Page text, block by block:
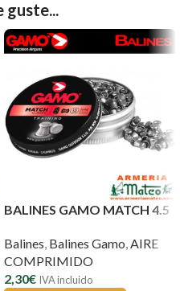
guste...
BALINES GAMO MATCH 4.5
Balines Balines Gamo AIRE
COMPRIMIDO
2,30€ IVA incluido